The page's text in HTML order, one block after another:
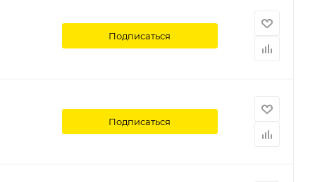
Подписаться
Подписаться